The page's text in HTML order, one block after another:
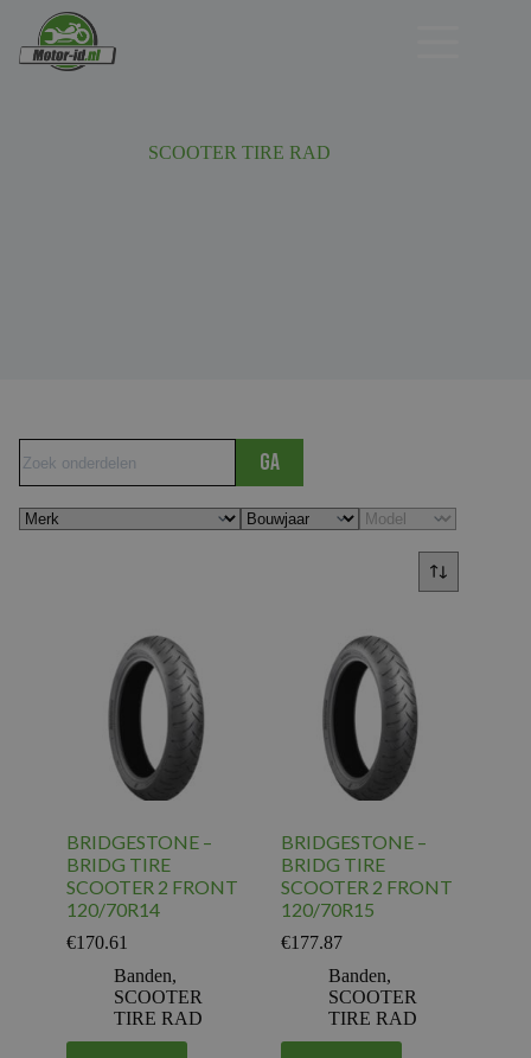
SCOOTER TIRE RAD
Ga
BRIDGESTONE –
BRIDG TIRE
SCOOTER 2 FRONT
120/70R14
€170.61
Banden,
SCOOTER
TIRE RAD
BRIDGESTONE –
BRIDG TIRE
SCOOTER 2 FRONT
120/70R15
€177.87
Banden,
SCOOTER
TIRE RAD